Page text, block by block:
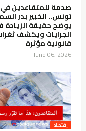
صدمة للمتقاعدين في
تونس.. الخبير بدر
يوضح حقيقة الزيادة
الجرايات ويكشف
قانونية مؤثرة
June 06, 2026
إقتصاد